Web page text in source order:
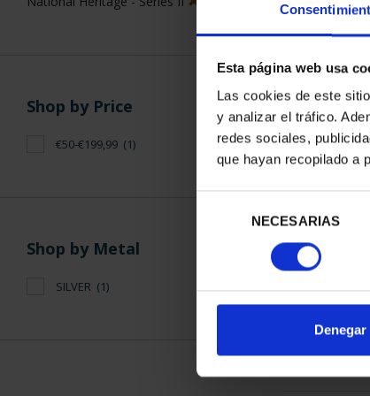
Esta página web usa
Las cookies de este
y analizar el tráfico.
redes sociales,
que hayan recopilado a
consentimiento
NECESARIAS
Denegar
Shop by Price
€50-€199,99 (1)
Shop by Metal
SILVER (1)
SORT BY: